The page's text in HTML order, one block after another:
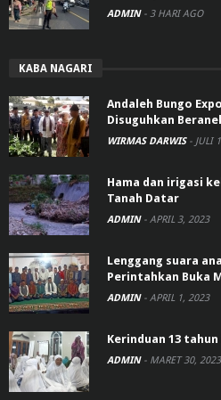
ADMIN - 3 HARI AGO
KABA NAGARI
Andaleh Bungo
Disuguhkan
WIRMAS DARWIS - JULI
Hama dan irigasi
Tanah Datar
ADMIN - APRIL 3, 2023
Lenggang suara
Perintahkan Buka
ADMIN - APRIL 1, 2023
Kerinduan 13
ADMIN - MARET 30, 2023